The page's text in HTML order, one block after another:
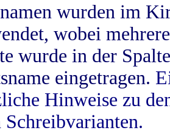
wurden im
wobei
wurde in der
eingetragen.
Hinweise zu
Schreibvarianten.